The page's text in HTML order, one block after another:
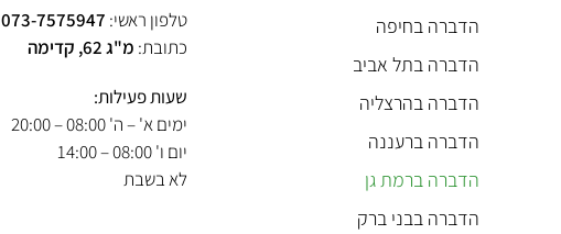
הדברה בחיפה
הדברה בתל אביב
הדברה בהרצליה
הדברה ברעננה
הדברה ברמת גן
הדברה בבני ברק
טלפון ראשי: 073-7575947
כתובת: מ"ג 62, קדימה
שעות פעילות:
ימים א' – ה' 08:00 – 20:00
יום ו' 08:00 – 14:00
לא בשבת